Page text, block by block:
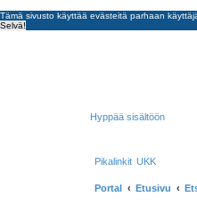
Tämä sivusto käyttää evästeitä parhaan
Selvä!
Hyppää sisältöön
Pikalinkit UKK
Portal Etusivu